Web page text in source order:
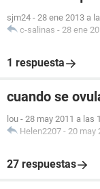
sjm24 - 28 ene 2013 a
c-salinas - 28 ene
1 respuesta
cuando se
lou - 28 may 2011 a las
Helen2207 - 20 may
27 respuestas